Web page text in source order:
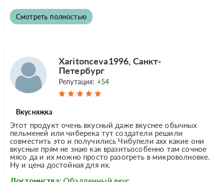
Смотреть полностью
Xaritonceva1996, Санкт-
Петербург
Репутация: +54
Вкусняжка
Этот продукт очень вкусный даже вкуснее обычных
пельменей или чиберека тут создатели решили
совместить это и получились Чибупели ахх какие они
вкусные прям не знаю как вразитьособенно там сочное
мясо да и их можно просто разогреть в микроволновке.
Ну и цена достойная для их.